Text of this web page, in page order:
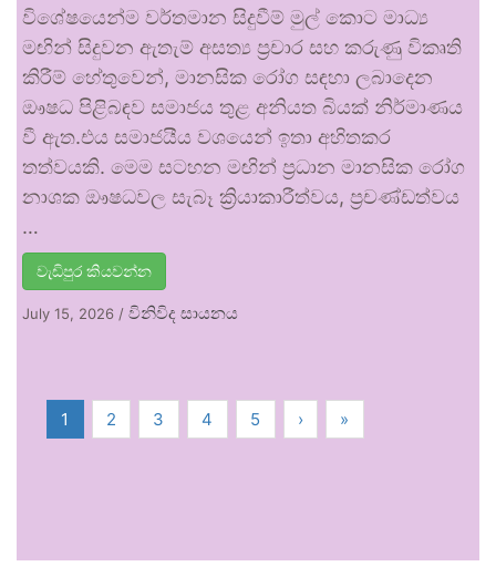
විශේෂයෙන්ම වර්තමාන සිදුවීම් මුල් කොට මාධ්‍ය
මඟින් සිදුවන ඇතැම් අසත්‍ය ප්‍රචාර සහ කරුණු විකෘති
කිරීම් හේතුවෙන්, මානසික රෝග සඳහා ලබාදෙන
ඖෂධ පිළිබඳව සමාජය තුළ අනියත බියක් නිර්මාණය
වී ඇත.එය සමාජයීය වශයෙන් ඉතා අහිතකර
තත්වයකි. මෙම සටහන මඟින් ප්‍රධාන මානසික රෝග
නාශක ඖෂධවල සැබෑ ක්‍රියාකාරීත්වය, ප්‍රචණ්ඩත්වය
…
වැඩිපුර කියවන්න
July 15, 2026 / විනිවිද සායනය
1 2 3 4 5 › »